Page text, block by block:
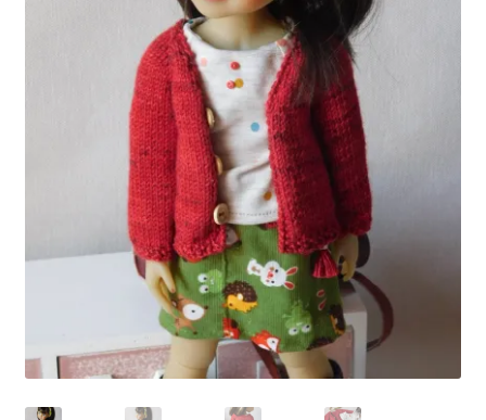
Politique de confidentialité
Politique de cookies (UE)
Validation de la commande